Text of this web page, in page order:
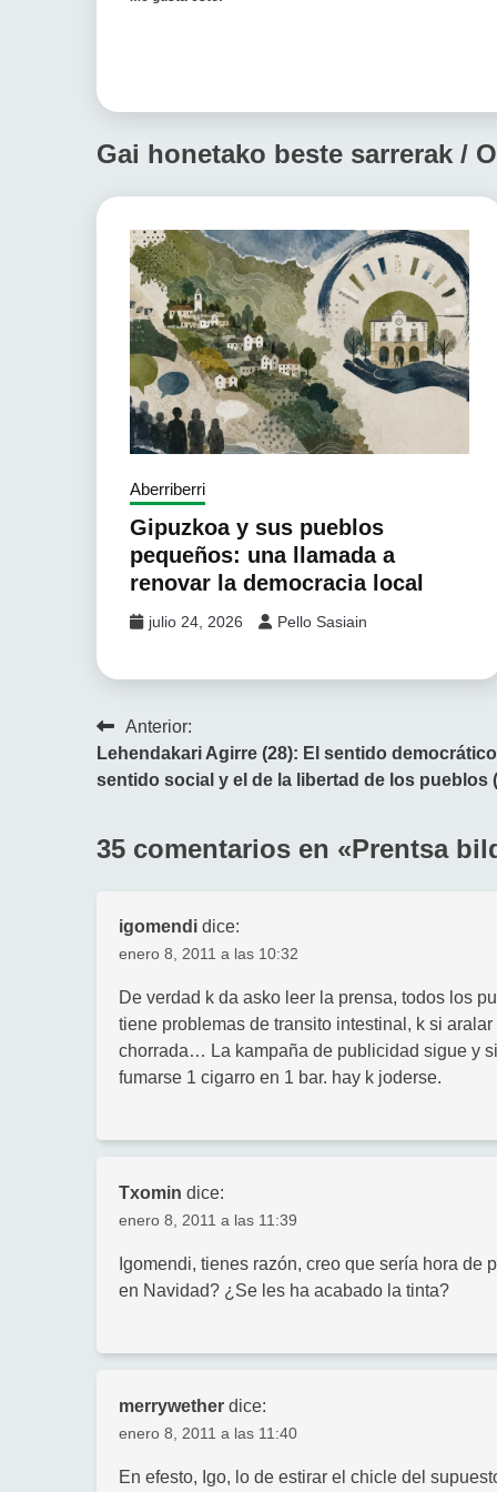
Gai honetako beste sarrerak /
Aberriberri
Gipuzkoa y sus pueblos
pequeños: una llamada a
renovar la democracia local
julio 24, 2026 Pello Sasiain
Navegación
de
Anterior:
Lehendakari Agirre (28): El sentido
sentido social y el de la libertad de los pueblos
35 comentarios en «Prentsa
igomendi dice:
enero 8, 2011 a las 10:32
De verdad k da asko leer la prensa, todos los
tiene problemas de transito intestinal, k si
chorrada… La kampaña de publicidad sigue y
fumarse 1 cigarro en 1 bar. hay k joderse.
Txomin dice:
enero 8, 2011 a las 11:39
Igomendi, tienes razón, creo que sería hora
en Navidad? ¿Se les ha acabado la tinta?
merrywether dice:
enero 8, 2011 a las 11:40
En efesto, Igo, lo de estirar el chicle del